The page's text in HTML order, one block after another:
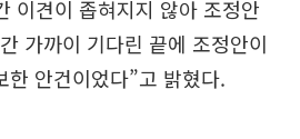
이견이 좁혀지지 않아 조정안
가까이 기다린 끝에 조정안이
한 안건이었다”고 밝혔다.